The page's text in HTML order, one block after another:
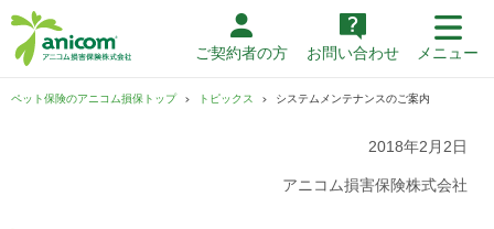
ご契約者の方 お問い合わせ メニュー
ペット保険のアニコム損保トップ トピックス システムメンテナンスのご案内
2018年2月2日
アニコム損害保険株式会社